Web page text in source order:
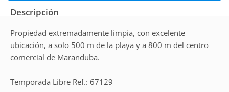
Descripción
Propiedad extremadamente limpia, con excelente
ubicación, a solo 500 m de la playa y a 800 m del centro
comercial de Maranduba.
Temporada Libre Ref.: 67129